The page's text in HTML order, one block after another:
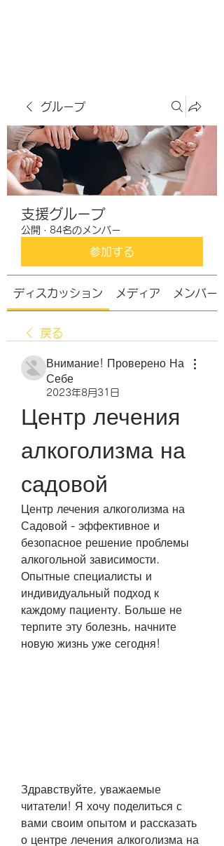
グループ
支援グループ
公開 · 84名のメンバー
参加する
ディスカッション メディア メンバー
戻る
Внимание! Проверено На
Себе
2023年8月31日
Центр лечения
алкоголизма на
садовой
Центр лечения алкоголизма на
Садовой - эффективное и
безопасное решение проблемы
алкогольной зависимости.
Опытные специалисты и
индивидуальный подход к
каждому пациенту. Больше не
терпите эту болезнь, начните
новую жизнь уже сегодня!
Здравствуйте, уважаемые
читатели! Я хочу поделиться с
вами своим опытом и рассказать
о центре лечения алкоголизма на